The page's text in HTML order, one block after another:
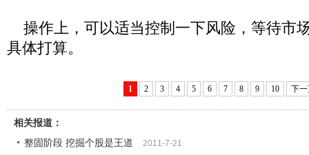
操作上，可以适当控制一下风险，等待市
具体打算。
1 2 3 4 5 6 7 8 9 10 下
相关报道：
整固阶段 挖掘个股是王道
2011-7-21